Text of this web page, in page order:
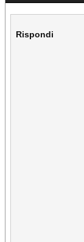
Rispondi